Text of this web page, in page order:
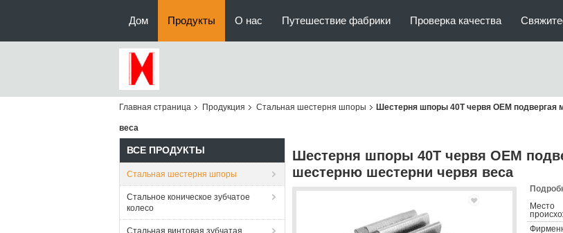
Дом Продукты О нас Путешествие фабрики Проверка качества
Главная страница Продукция Стальная шестерня шпоры Шестерня шпоры 40T червя OEM подвергая
веса
ВСЕ ПРОДУКТЫ
Стальная шестерня шпоры
Стальное коническое зубчатое
колесо
Стальная винтовая зубчатая
Шестерня шпоры 40T червя OEM
шестерню шестерни червя веса
Место